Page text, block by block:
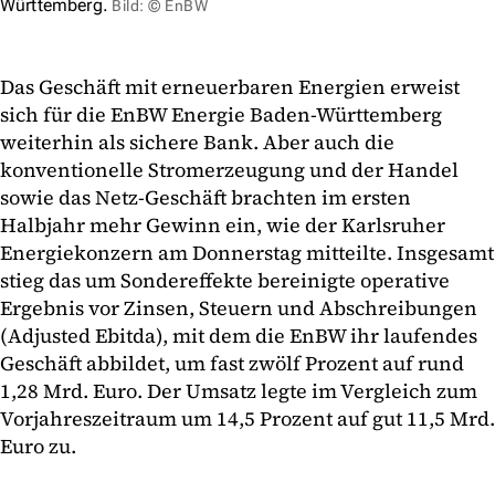
Württemberg. Bild: © EnBW
Das Geschäft mit erneuerbaren Energien erweist
sich für die EnBW Energie Baden-Württemberg
weiterhin als sichere Bank. Aber auch die
konventionelle Stromerzeugung und der Handel
sowie das Netz-Geschäft brachten im ersten
Halbjahr mehr Gewinn ein, wie der Karlsruher
Energiekonzern am Donnerstag mitteilte. Insgesamt
stieg das um Sondereffekte bereinigte operative
Ergebnis vor Zinsen, Steuern und Abschreibungen
(Adjusted Ebitda), mit dem die EnBW ihr laufendes
Geschäft abbildet, um fast zwölf Prozent auf rund
1,28 Mrd. Euro. Der Umsatz legte im Vergleich zum
Vorjahreszeitraum um 14,5 Prozent auf gut 11,5 Mrd.
Euro zu.